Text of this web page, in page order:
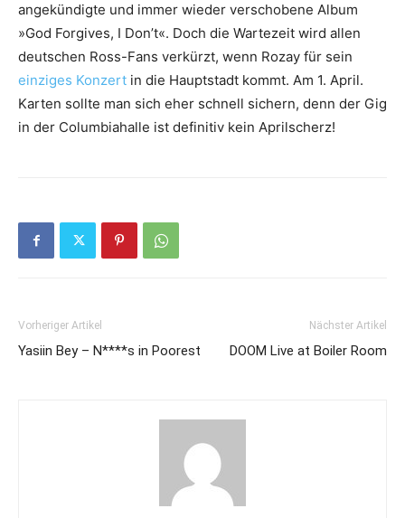
angekündigte und immer wieder verschobene Album
»God Forgives, I Don’t«. Doch die Wartezeit wird allen
deutschen Ross-Fans verkürzt, wenn Rozay für sein
einziges Konzert in die Hauptstadt kommt. Am 1. April.
Karten sollte man sich eher schnell sichern, denn der Gig
in der Columbiahalle ist definitiv kein Aprilscherz!
Vorheriger Artikel
Yasiin Bey – N****s in Poorest
Nächster Artikel
DOOM Live at Boiler Room